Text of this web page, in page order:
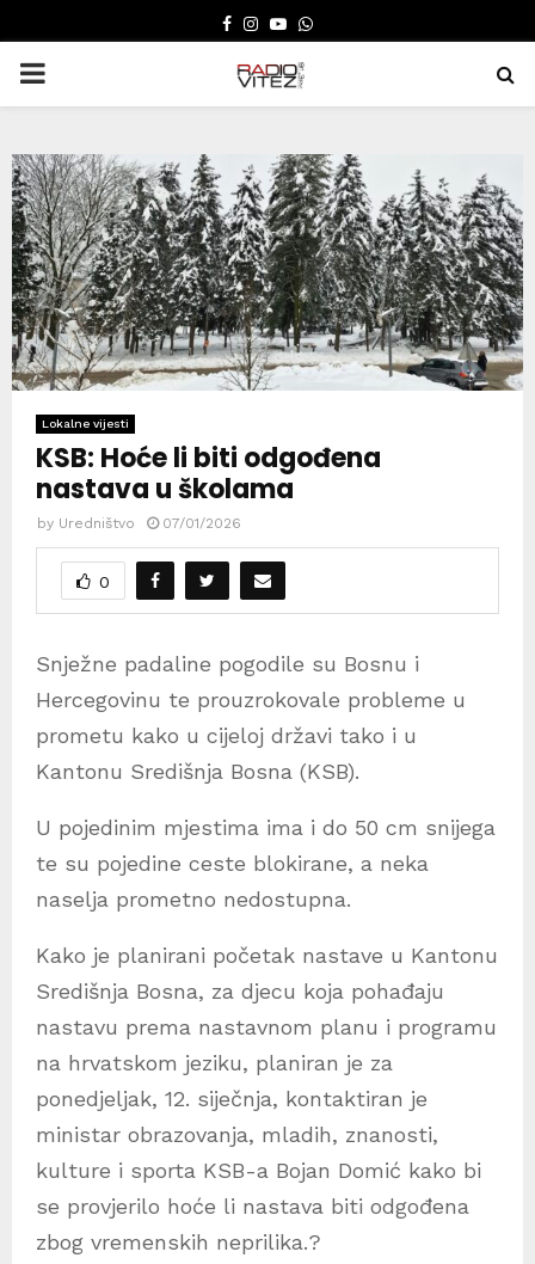
FACEBOOK
INSTAGRAM
YOUTUBE
WHATSAPP
PRIMARY
Lokalne vijesti
KSB: Hoće li biti odgođena
nastava u školama
by Uredništvo 07/01/2026
0
Snježne padaline pogodile su Bosnu i
Hercegovinu te prouzrokovale probleme u
prometu kako u cijeloj državi tako i u
Kantonu Središnja Bosna (KSB).
U pojedinim mjestima ima i do 50 cm snijega
te su pojedine ceste blokirane, a neka
naselja prometno nedostupna.
Kako je planirani početak nastave u Kantonu
Središnja Bosna, za djecu koja pohađaju
nastavu prema nastavnom planu i programu
na hrvatskom jeziku, planiran je za
ponedjeljak, 12. siječnja, kontaktiran je
ministar obrazovanja, mladih, znanosti,
kulture i sporta KSB-a Bojan Domić kako bi
se provjerilo hoće li nastava biti odgođena
zbog vremenskih neprilika.?